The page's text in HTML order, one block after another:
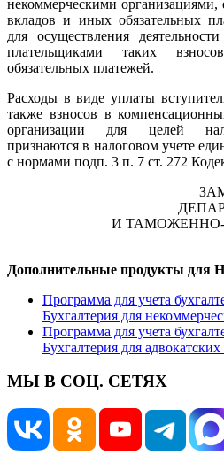
некоммерческими организациями,
вкладов и иных обязательных
для осуществления
плательщиками таких
обязательных платежей.
Расходы в виде уплаты
также взносов в
организации для целей
признаются в налоговом учете
с нормами подп. 3 п. 7 ст. 272
И
Дополнительные продукты для
Программа для учета
Бухгалтерия для
Программа для учета
Бухгалтерия для
МЫ В СОЦ. СЕТЯХ